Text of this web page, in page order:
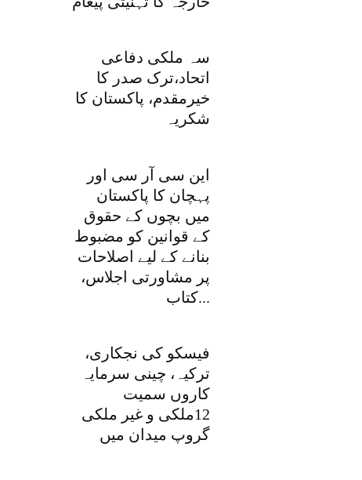
سہ ملکی دفاعی
اتحاد،ترک صدر کا
خیرمقدم، پاکستان کا
شکریہ
این سی آر سی اور
پہچان کا پاکستان
میں بچوں کے حقوق
کے قوانین کو مضبوط
بنانے کے لیے اصلاحات
پر مشاورتی اجلاس،
کتاب...
فیسکو کی نجکاری،
ترکیہ، چینی سرمایہ
کاروں سمیت
12ملکی و غیر ملکی
گروپ میدان میں